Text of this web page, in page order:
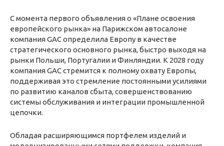
С момента первого объявления о «Плане освоения
европейского рынка» на Парижском автосалоне
компания GAC определила Европу в качестве
стратегического основного рынка, быстро выходя на
рынки Польши, Португалии и Финляндии. К 2028 году
компания GAC стремится к полному охвату Европы,
поддерживая это стремление постоянными усилиями
по развитию каналов сбыта, совершенствованию
системы обслуживания и интеграции промышленной
цепочки.
Обладая расширяющимся портфелем изделий и